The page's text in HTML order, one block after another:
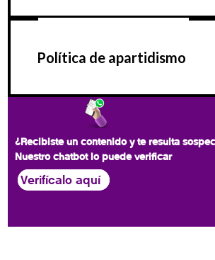
Política de apartidismo
¿Recibiste un contenido y te resulta
Nuestro chatbot lo puede verificar
Verifícalo aquí